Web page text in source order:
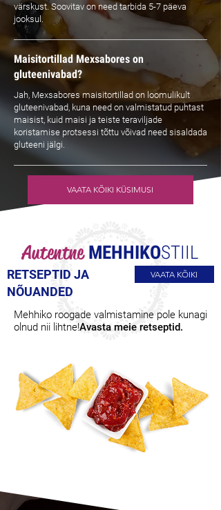
värskust. Soovitav on need tarbida 5-7 päeva
jooksul.
Maisitortillad Mexsabores on
gluteenivabad?
Jah, Mexsabores maisitortillad on loomulikult
gluteenivabad, kuna need on valmistatud puhtast
maisist, kuid maisi ja teiste teraviljade
koristamise protsessi tõttu võivad need sisaldada
gluteeni jälgi.
VAATA KÕIKI KÜSIMUSI
AutentneMEHHIKOSTIIL
RETSEPTID JA
NÕUANDED
VAATA KÕIKI
Mehhiko roogade valmistamine pole kunagi
olnud nii lihtne!Avasta meie retseptid.